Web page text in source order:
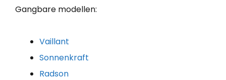
Gangbare modellen:
Vaillant
Sonnenkraft
Radson